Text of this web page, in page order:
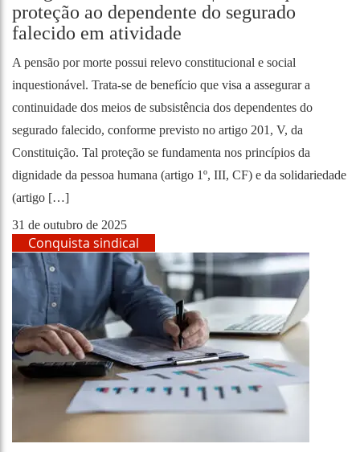
proteção ao dependente do segurado
falecido em atividade
A pensão por morte possui relevo constitucional e social
inquestionável. Trata-se de benefício que visa a assegurar a
continuidade dos meios de subsistência dos dependentes do
segurado falecido, conforme previsto no artigo 201, V, da
Constituição. Tal proteção se fundamenta nos princípios da
dignidade da pessoa humana (artigo 1º, III, CF) e da solidariedade
(artigo […]
31 de outubro de 2025
Conquista sindical